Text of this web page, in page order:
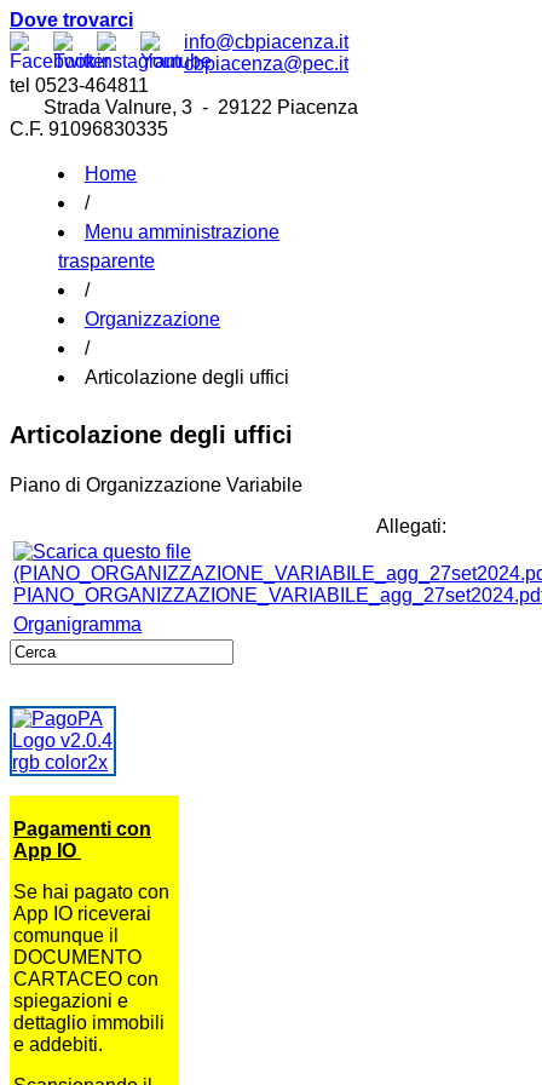
Dove trovarci
info@cbpiacenza.it
cbpiacenza@pec.it
tel 0523-464811
Strada Valnure, 3 - 29122 Piacenza
C.F. 91096830335
Home
/
Menu amministrazione
trasparente
/
Organizzazione
/
Articolazione degli uffici
Articolazione degli uffici
Piano di Organizzazione Variabile
Allegati:
Organigramma
Pagamenti con
App IO
Se hai pagato con
App IO riceverai
comunque il
DOCUMENTO
CARTACEO con
spiegazioni e
dettaglio immobili
e addebiti.